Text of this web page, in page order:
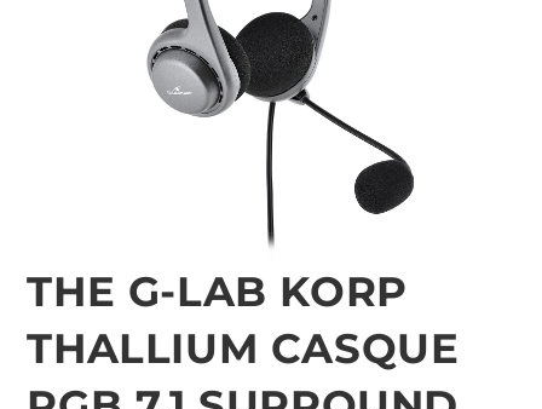
THE G-LAB KORP
THALLIUM CASQUE